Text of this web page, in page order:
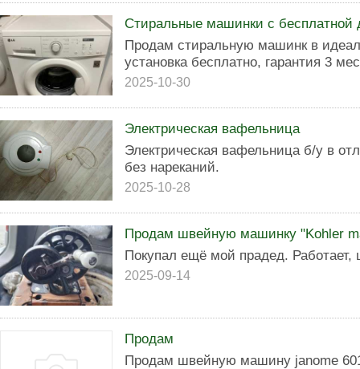
Стиральные машинки с бесплатной
Продам стиральную машинк в
установка бесплатно, гарантия 3
2025-10-30
Электрическая вафельница
Электрическая вафельница б/у в
без нареканий.
2025-10-28
Продам швейную машинку "Kohler
Покупал ещё мой прадед. Работает,
2025-09-14
Продам
Продам швейную машину janome